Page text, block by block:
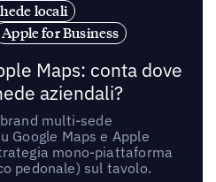
locali
Apple for Business
Maps: conta dove
aziendali?
multi-sede
Google Maps e Apple
mono-piattaforma
pedonale) sul tavolo.